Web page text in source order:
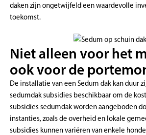
daken zijn ongetwijfeld een waardevolle
toekomst.
Niet alleen voor het
ook voor de
De installatie van een Sedum dak kan duur
sedumdak subsidies beschikbaar om de
subsidies sedumdak worden aangeboden
instanties, zoals de overheid en lokale
subsidies kunnen variëren van enkele